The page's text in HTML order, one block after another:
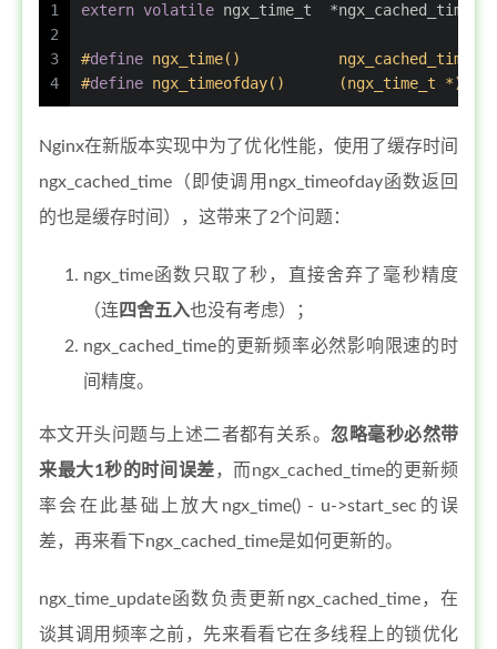
1
2
3
4
extern volatile ngx_time_t
  *ngx_cached_time;
#define ngx_time()           ngx_cached_time-
#define ngx_timeofday()      (ngx_time_t *)
Nginx在新版本实现中为了优化性能，使用了缓存时间
ngx_cached_time（即使调用ngx_timeofday函数返回
的也是缓存时间），这带来了2个问题：
ngx_time函数只取了秒，直接舍弃了毫秒精度
（连 四舍五入也没有考虑）；
ngx_cached_time的更新频率必然影响限速的时
间精度。
本文开头问题与上述二者都有关系。 忽略毫秒必然带
来最大1秒的时间误差，而ngx_cached_time的更新频
率会在此基础上放大ngx_time() - u->start_sec的误
差，再来看下ngx_cached_time是如何更新的。
ngx_time_update函数负责更新ngx_cached_time，在
谈其调用频率之前，先来看看它在多线程上的锁优化